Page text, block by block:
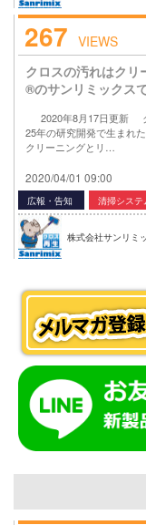
267 VIEWS
クロスの汚れはクリ
®のサンリミックスで
2020年8月17日更新
25年の研究開発で生まれ
クリーニングとリ…
2020/04/01 09:00
広報・告知 清掃システ
株式会社サンリミ